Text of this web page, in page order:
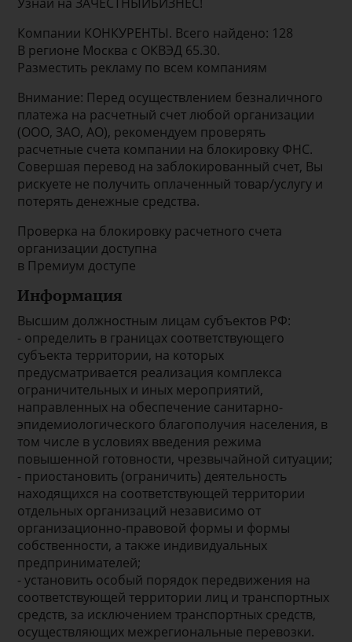
Компании КОНКУРЕНТЫ. Всего найдено: 128
В регионе Москва с ОКВЭД 65.30.
Разместить рекламу по всем компаниям
Внимание: Перед осуществлением безналичного
платежа на расчетный счет любой организации
(ООО, ЗАО, АО), рекомендуем проверять
расчетные счета компании на блокировку ФНС.
Совершая перевод на заблокированный счет, Вы
рискуете не получить оплаченный товар/услугу и
потерять денежные средства.
Проверка на блокировку расчетного счета
организации доступна
в Премиум доступе
Информация
Высшим должностным лицам субъектов РФ:
- определить в границах соответствующего
субъекта территории, на которых
предусматривается реализация комплекса
ограничительных и иных мероприятий,
направленных на обеспечение санитарно-
эпидемиологического благополучия населения, в
том числе в условиях введения режима
повышенной готовности, чрезвычайной ситуации;
- приостановить (ограничить) деятельность
находящихся на соответствующей территории
отдельных организаций независимо от
организационно-правовой формы и формы
собственности, а также индивидуальных
предпринимателей;
- установить особый порядок передвижения на
соответствующей территории лиц и транспортных
средств, за исключением транспортных средств,
осуществляющих межрегиональные перевозки.